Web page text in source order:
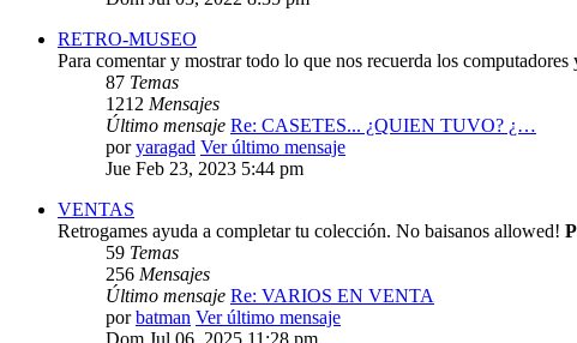
RETRO-MUSEO
Para comentar y mostrar todo lo que nos recuerda los
87 Temas
1212 Mensajes
Último mensaje Re: CASETES... ¿QUIEN TUVO? ¿…
poryaragad Ver último mensaje
Jue Feb 23, 2023 5:44 pm
VENTAS
Retrogames ayuda a completar tu colección. No baisanos allowed!
59 Temas
256 Mensajes
Último mensaje Re: VARIOS EN VENTA
porbatman Ver último mensaje